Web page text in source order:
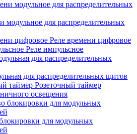
модульное для распределительных
Реле времени цифровое
Реле импульсное
для распределительных щитов
Розеточный таймер
освещения
для модульных